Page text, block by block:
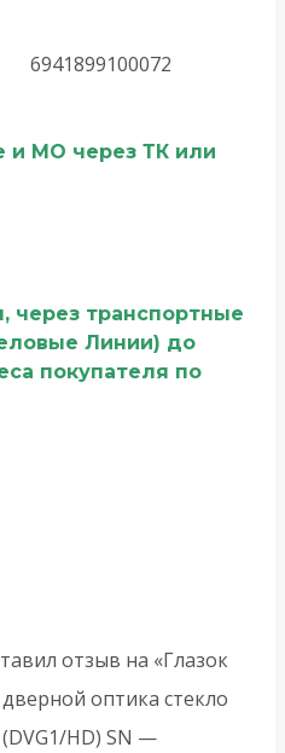
6941899100072
и МО через ТК или
через транспортные
Линии) до
покупателя по
отзыв на «Глазок
оптика стекло
HD) SN —